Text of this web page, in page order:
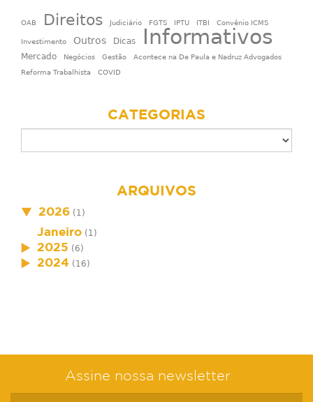
OAB Direitos Judiciário FGTS IPTU ITBI Convênio ICMS
Investimento Outros Dicas Informativos
Mercado Negócios Gestão
Acontece na De Paula e Nadruz Advogados
Reforma Trabalhista
COVID
CATEGORIAS
ARQUIVOS
2026 (1)
Janeiro (1)
2025 (6)
2024 (16)
Assine nossa newsletter